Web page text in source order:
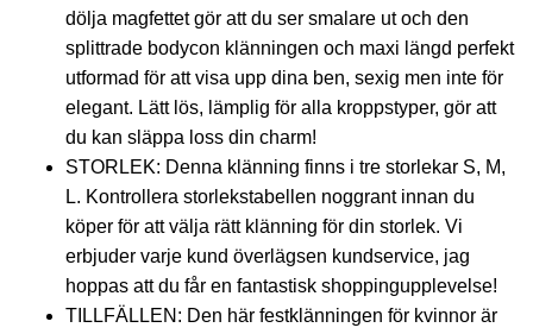
dölja magfettet gör att du ser smalare ut och den
splittrade bodycon klänningen och maxi längd perfekt
utformad för att visa upp dina ben, sexig men inte för
elegant. Lätt lös, lämplig för alla kroppstyper, gör att
du kan släppa loss din charm!
STORLEK: Denna klänning finns i tre storlekar S, M,
L. Kontrollera storlekstabellen noggrant innan du
köper för att välja rätt klänning för din storlek. Vi
erbjuder varje kund överlägsen kundservice, jag
hoppas att du får en fantastisk shoppingupplevelse!
TILLFÄLLEN: Den här festklänningen för kvinnor är